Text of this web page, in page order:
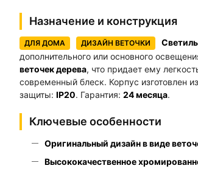
Назначение и конструкция
ДЛЯ ДОМА ДИЗАЙН ВЕТОЧКИ
дополнительного или основного
веточек дерева, что придает ему
современный блеск. Корпус изготовлен из
защиты: IP20. Гарантия: 24 месяца.
Ключевые особенности
Оригинальный дизайн в виде
Высококачественное